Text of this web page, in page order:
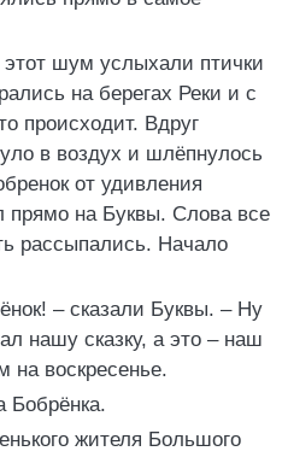
шум услыхали птички
на берегах Реки и с
происходит. Вдруг
в воздух и шлёпнулось
от удивления
прямо на Буквы. Слова все
рассыпались. Начало
– сказали Буквы. – Ну
нашу сказку, а это – наш
на воскресенье.
Бобрёнка.
жителя Большого